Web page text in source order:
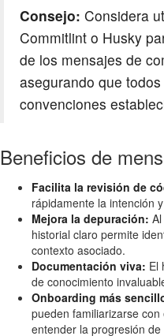
Consejo: Considera
Commitlint o Husky
de los mensajes de
asegurando que
convenciones
Beneficios de
Facilita la revisión de
rápidamente la intención
Mejora la depuración:
historial claro permite
contexto asociado.
Documentación viva: El
de conocimiento
Onboarding más
pueden familiarizarse
entender la progresión de